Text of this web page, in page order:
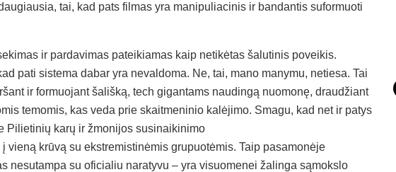
tai, kad pats filmas yra manipuliacinis ir bandantis suformuoti
ir pardavimas pateikiamas kaip netikėtas šalutinis poveikis.
pati sistema dabar yra nevaldoma. Ne, tai, mano manymu, netiesa. Tai
ir formuojant šališką, tech gigantams naudingą nuomonę, draudžiant
temomis, kas veda prie skaitmeninio kalėjimo. Smagu, kad net ir patys
Pilietinių karų ir žmonijos susinaikinimo
vieną krūvą su ekstremistinėmis grupuotėmis. Taip pasamonėje
nesutampa su oficialiu naratyvu – yra visuomenei žalinga sąmokslo